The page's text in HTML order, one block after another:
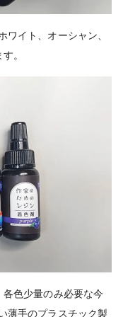
イト、オーシャン、
。
色少量のみ必要な今
薄手のプラスチック製